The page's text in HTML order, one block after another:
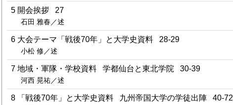
5 開会挨拶 27
石田 雅春／述
6 大会テーマ「戦後70年」と大学史資料 28-29
小松 修／述
7 地域・軍隊・学校資料 学都仙台と東北学院 30-39
河西 晃祐／述
8 「戦後70年」と大学史資料 九州帝国大学の学徒出陣 40-72